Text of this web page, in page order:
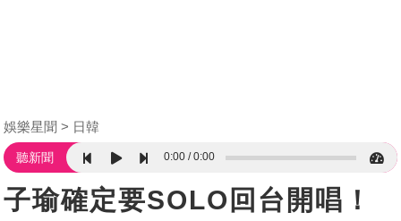
娛樂星聞 日韓
聽新聞 0:00 0:00
子瑜確定要SOLO回台開唱！